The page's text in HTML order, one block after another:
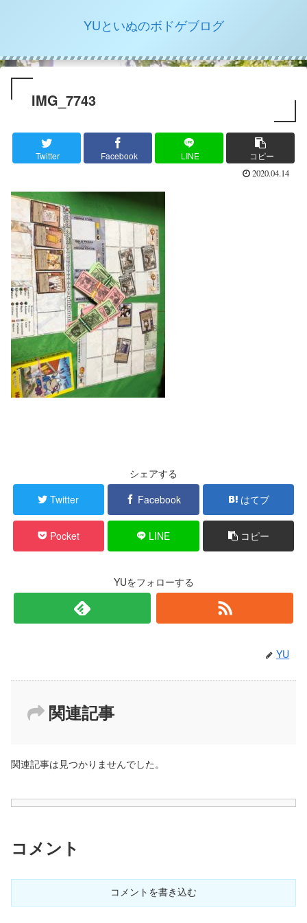
YUといぬのボドゲブログ
IMG_7743
Twitter Facebook LINE
コピー
2020.04.14
シェアする
Twitter
Facebook はてブ
Pocket LINE コピー
YUをフォローする
YU
関連記事
関連記事は見つかりませんでした。
コメント
コメントを書き込む